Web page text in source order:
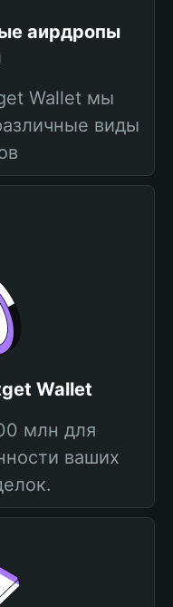
аирдропы
Wallet мы
виды
Wallet
млн для
ваших